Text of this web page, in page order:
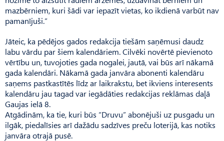
mazbērniem, kuri šādi var iepazīt vietas, ko ikdienā varbūt nav
pamanījuši.”
Jāteic, ka pēdējos gados redakcija tiešām saņēmusi daudz
labu vārdu par šiem kalendāriem. Cilvēki novērtē pievienoto
vērtību un, tuvojoties gada nogalei, jautā, vai būs arī nākamā
gada kalendāri. Nākamā gada janvāra abonenti kalendāru
saņems past­kastītēs līdz ar laikrakstu, bet ikviens interesents
kalendāru jau tagad var iegādāties redakcijas reklāmas daļā
Gaujas ielā 8.
Atgādinām, ka tie, kuri būs “Druvu” abonējuši uz pusgadu un
ilgāk, piedalīsies arī dažādu sadzīves preču loterijā, kas notiks
janvāra otrajā pusē.